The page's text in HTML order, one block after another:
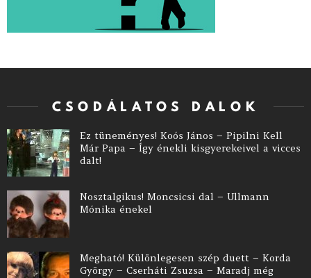
CSODÁLATOS DALOK
Ez tüneményes! Koós János – Pipilni Kell
Már Papa – Így énekli kisgyerekeivel a vicces
dalt!
Nosztalgikus! Moncsicsi dal – Ullmann
Mónika énekel
Megható! Különlegesen szép duett – Korda
György – Cserháti Zsuzsa – Maradj még